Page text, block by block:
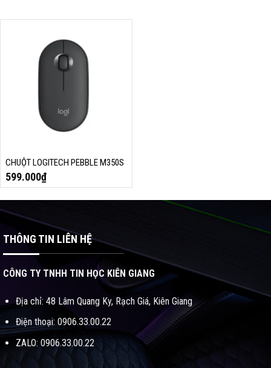
CHUỘT LOGITECH PEBBLE M350S
599.000₫
THÔNG TIN LIÊN HỆ
CÔNG TY TNHH TIN HỌC KIÊN GIANG
Địa chỉ: 48 Lâm Quang Ky, Rạch Giá, Kiên Giang
Điện thoại: 0906.33.00.22
ZALO: 0906.33.00.22